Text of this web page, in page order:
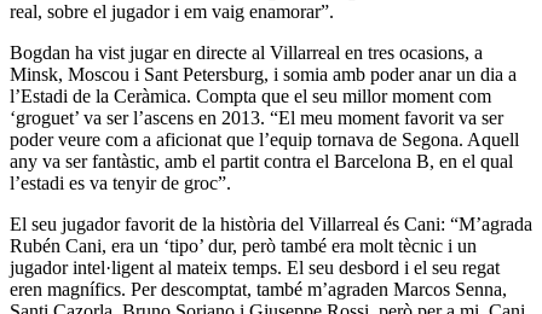
real, sobre el jugador i em vaig enamorar”.
Bogdan ha vist jugar en directe al Villarreal en tres ocasions, a
Minsk, Moscou i Sant Petersburg, i somia amb poder anar un dia a
l’Estadi de la Ceràmica. Compta que el seu millor moment com
‘groguet’ va ser l’ascens en 2013. “El meu moment favorit va ser
poder veure com a aficionat que l’equip tornava de Segona. Aquell
any va ser fantàstic, amb el partit contra el Barcelona B, en el qual
l’estadi es va tenyir de groc”.
El seu jugador favorit de la història del Villarreal és Cani: “M’agrada
Rubén Cani, era un ‘tipo’ dur, però també era molt tècnic i un
jugador intel·ligent al mateix temps. El seu desbord i el seu regat
eren magnífics. Per descomptat, també m’agraden Marcos Senna,